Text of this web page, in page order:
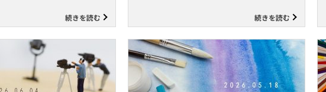
続きを読む 続きを読む